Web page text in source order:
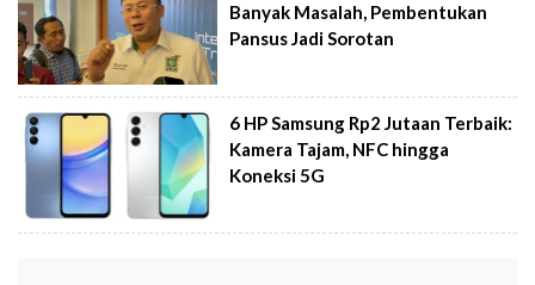
Banyak Masalah, Pembentukan
Pansus Jadi Sorotan
6 HP Samsung Rp2 Jutaan Terbaik:
Kamera Tajam, NFC hingga
Koneksi 5G